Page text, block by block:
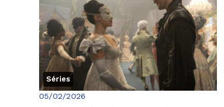
Séries
05/02/2026